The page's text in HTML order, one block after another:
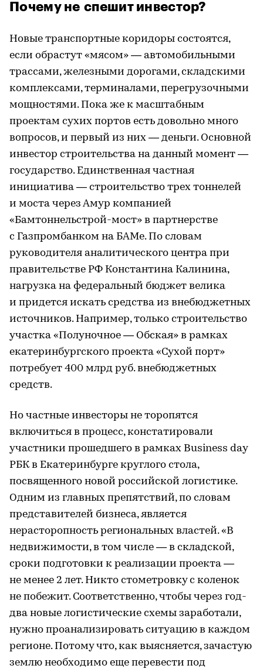
Почему не спешит инвестор?
Новые транспортные коридоры состоятся,
если обрастут «мясом» — автомобильными
трассами, железными дорогами, складскими
комплексами, терминалами, перегрузочными
мощностями. Пока же к масштабным
проектам сухих портов есть довольно много
вопросов, и первый из них — деньги. Основной
инвестор строительства на данный момент —
государство. Единственная частная
инициатива — строительство трех тоннелей
и моста через Амур компанией
«Бамтоннельстрой-мост» в партнерстве
с Газпромбанком на БАМе. По словам
руководителя аналитического центра при
правительстве РФ Константина Калинина,
нагрузка на федеральный бюджет велика
и придется искать средства из внебюджетных
источников. Например, только строительство
участка «Полуночное — Обская» в рамках
екатеринбургского проекта «Сухой порт»
потребует 400 млрд руб. внебюджетных
средств.
Но частные инвесторы не торопятся
включиться в процесс, констатировали
участники прошедшего в рамках Business day
РБК в Екатеринбурге круглого стола,
посвященного новой российской логистике.
Одним из главных препятствий, по словам
представителей бизнеса, является
нерасторопность региональных властей. «В
недвижимости, в том числе — в складской,
сроки подготовки к реализации проекта —
не менее 2 лет. Никто стометровку с коленок
не побежит. Соответственно, чтобы через год-
два новые логистические схемы заработали,
нужно проанализировать ситуацию в каждом
регионе. Потому что, как выясняется, зачастую
землю необходимо еще перевести под